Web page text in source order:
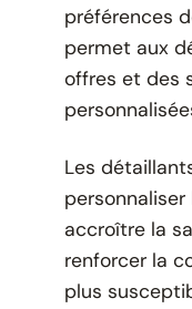
préférences
permet aux
offres et des
Les
accroître la
renforcer la
plus